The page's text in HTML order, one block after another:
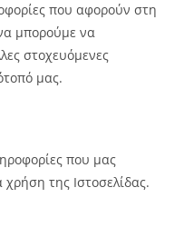
που αφορούν στη
μπορούμε να
στοχευόμενες
μας.
που μας
της Ιστοσελίδας.